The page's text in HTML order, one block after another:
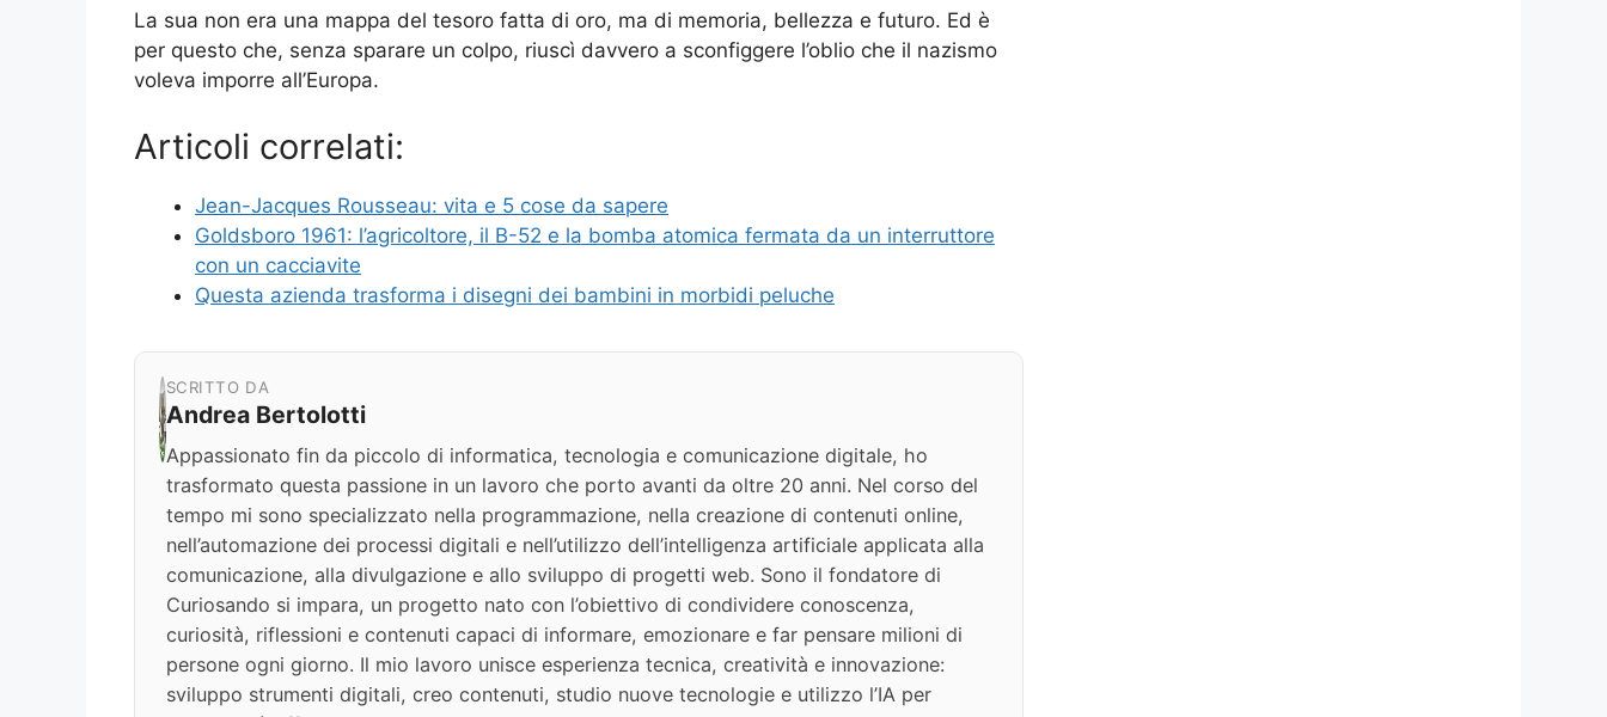
La sua non era una mappa del tesoro fatta di oro, ma di memoria, bellezza e futuro. Ed è
per questo che, senza sparare un colpo, riuscì davvero a sconfiggere l’oblio che il nazismo
voleva imporre all’Europa.
Articoli correlati:
Jean-Jacques Rousseau: vita e 5 cose da sapere
Goldsboro 1961: l’agricoltore, il B-52 e la bomba atomica fermata da un interruttore
con un cacciavite
Questa azienda trasforma i disegni dei bambini in morbidi peluche
SCRITTO DA
Andrea Bertolotti
Appassionato fin da piccolo di informatica, tecnologia e comunicazione digitale, ho
trasformato questa passione in un lavoro che porto avanti da oltre 20 anni. Nel corso del
tempo mi sono specializzato nella programmazione, nella creazione di contenuti online,
nell’automazione dei processi digitali e nell’utilizzo dell’intelligenza artificiale applicata alla
comunicazione, alla divulgazione e allo sviluppo di progetti web. Sono il fondatore di
Curiosando si impara, un progetto nato con l’obiettivo di condividere conoscenza,
curiosità, riflessioni e contenuti capaci di informare, emozionare e far pensare milioni di
persone ogni giorno. Il mio lavoro unisce esperienza tecnica, creatività e innovazione:
sviluppo strumenti digitali, creo contenuti, studio nuove tecnologie e utilizzo l’IA per